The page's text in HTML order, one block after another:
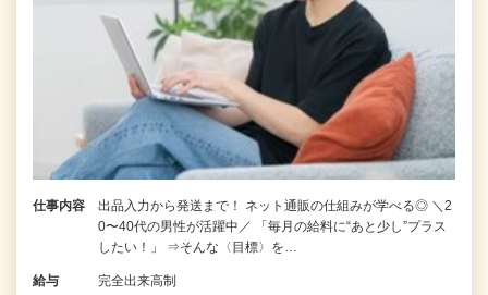
仕事内容
出品入力から発送まで！ ネット通販の仕組みが学べる◎ ＼2
0〜40代の男性が活躍中／ 「毎月の給料に“あと少し”プラス
したい！」 ⇒そんな〈目標〉を…
給与 完全出来高制